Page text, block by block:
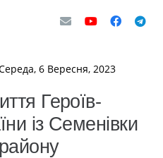
6 Вересня, 2023
Героїв-
із Семенівки